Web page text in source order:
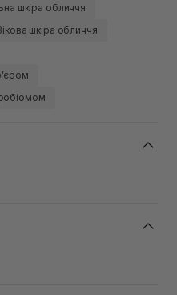
шкіра обличчя
шкіра обличчя